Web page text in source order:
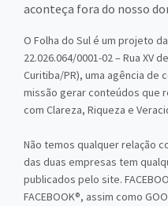
aconteça fora do nosso
O Folha do Sul é um projeto
22.026.064/0001-02 – Rua XV
Curitiba/PR), uma agência de
missão gerar conteúdos que
com Clareza, Riqueza e
Não temos qualquer relação
das duas empresas tem
publicados pelo site.
FACEBOOK®, assim como